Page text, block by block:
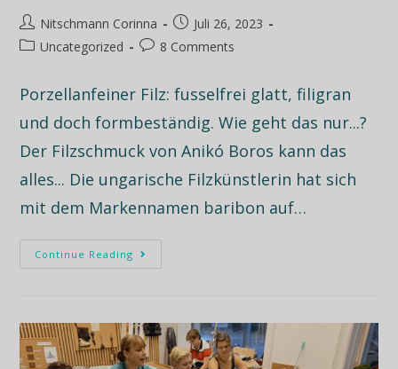
Nitschmann Corinna
Juli 26, 2023
Uncategorized
8 Comments
Porzellanfeiner Filz: fusselfrei glatt, filigran
und doch formbeständig. Wie geht das nur...?
Der Filzschmuck von Anikó Boros kann das
alles... Die ungarische Filzkünstlerin hat sich
mit dem Markennamen baribon auf…
Continue Reading